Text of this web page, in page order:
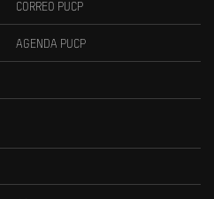
CORREO PUCP
AGENDA PUCP